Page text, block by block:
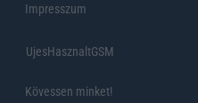
Impresszum
UjesHasznaltGSM
Kövessen minket!